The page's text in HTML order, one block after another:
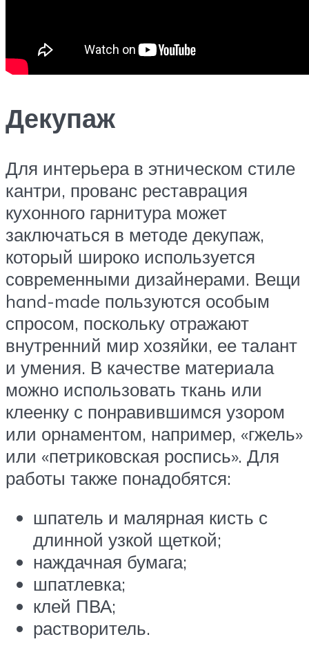
Декупаж
Для интерьера в этническом стиле
кантри, прованс реставрация
кухонного гарнитура может
заключаться в методе декупаж,
который широко используется
современными дизайнерами. Вещи
hand-made пользуются особым
спросом, поскольку отражают
внутренний мир хозяйки, ее талант
и умения. В качестве материала
можно использовать ткань или
клеенку с понравившимся узором
или орнаментом, например, «гжель»
или «петриковская роспись». Для
работы также понадобятся:
шпатель и малярная кисть с
длинной узкой щеткой;
наждачная бумага;
шпатлевка;
клей ПВА;
растворитель.